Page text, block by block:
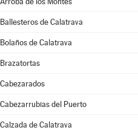
Ballesteros de Calatrava
Bolaños de Calatrava
Brazatortas
Cabezarados
Cabezarrubias del Puerto
Calzada de Calatrava